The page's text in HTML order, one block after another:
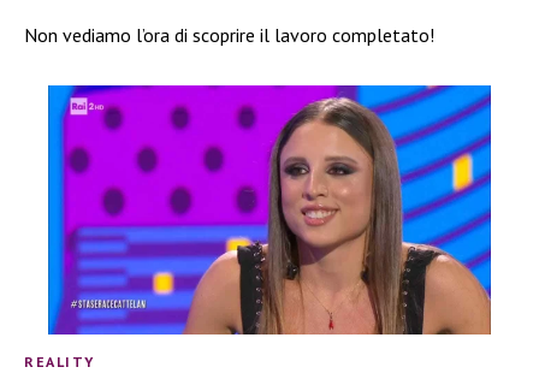
Non vediamo l’ora di scoprire il lavoro completato!
REALITY